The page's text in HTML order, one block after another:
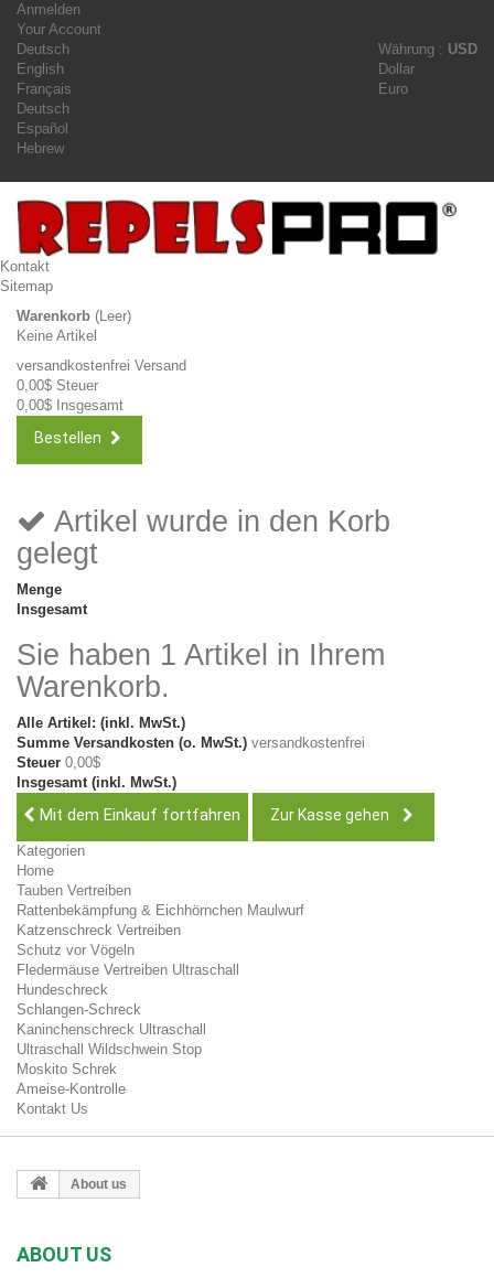
Anmelden
Your Account
Währung : USD
Dollar
Euro
Deutsch
English
Français
Deutsch
Español
Hebrew
Kontakt
Sitemap
Warenkorb (Leer)
Keine Artikel
versandkostenfrei Versand
0,00$ Steuer
0,00$ Insgesamt
Bestellen
Artikel wurde in den Korb
gelegt
Menge
Insgesamt
Sie haben 1 Artikel in Ihrem
Warenkorb.
Alle Artikel: (inkl. MwSt.)
Summe Versandkosten (o. MwSt.) versandkostenfrei
Steuer 0,00$
Insgesamt (inkl. MwSt.)
Mit dem Einkauf fortfahren Zur Kasse gehen
Kategorien
Home
Tauben Vertreiben
Rattenbekämpfung & Eichhörnchen Maulwurf
Katzenschreck Vertreiben
Schutz vor Vögeln
Fledermäuse Vertreiben Ultraschall
Hundeschreck
Schlangen-Schreck
Kaninchenschreck Ultraschall
Ultraschall Wildschwein Stop
Moskito Schrek
Ameise-Kontrolle
Kontakt Us
About us
ABOUT US